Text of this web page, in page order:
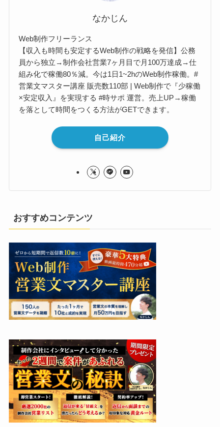
なかじん
Web制作フリーランス
【収入も時間も安定するWeb制作の戦略を発信】公務
員から独立→制作会社営業7ヶ月目で月100万達成→仕
組み化で稼働80％減。今は1日1~2hのWeb制作稼働。#
営業文マスター講座 販売数110部 | Web制作で『少稼働
×安定収入』を実現する #時サポ 運営。売上UP→稼働
を落として時間をつくる方法がGETできます。
自己紹介
おすすめコンテンツ